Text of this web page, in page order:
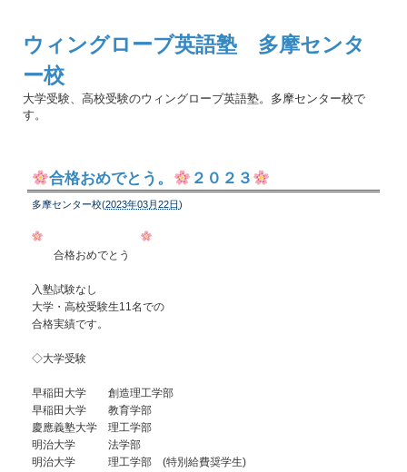
ウィングローブ英語塾 多摩センタ
ー校
大学受験、高校受験のウィングローブ英語塾。多摩センター校で
す。
合格おめでとう。 ２０２３
多摩センター校(2023年03月22日)
合格おめでとう
入塾試験なし
大学・高校受験生11名での
合格実績です。
◇大学受験
早稲田大学 創造理工学部
早稲田大学 教育学部
慶應義塾大学 理工学部
明治大学 法学部
明治大学 理工学部 (特別給費奨学生)